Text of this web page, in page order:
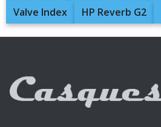
Valve Index
HP Reverb G2